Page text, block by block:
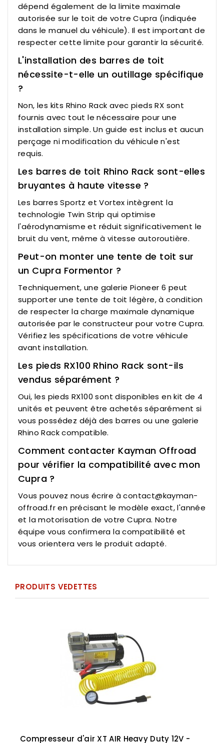
dépend également de la limite maximale
autorisée sur le toit de votre Cupra (indiquée
dans le manuel du véhicule). Il est important de
respecter cette limite pour garantir la sécurité.
L'installation des barres de toit
nécessite-t-elle un outillage spécifique
?
Non, les kits Rhino Rack avec pieds RX sont
fournis avec tout le nécessaire pour une
installation simple. Un guide est inclus et aucun
perçage ni modification du véhicule n'est
requis.
Les barres de toit Rhino Rack sont-elles
bruyantes à haute vitesse ?
Les barres Sportz et Vortex intègrent la
technologie Twin Strip qui optimise
l'aérodynamisme et réduit significativement le
bruit du vent, même à vitesse autoroutière.
Peut-on monter une tente de toit sur
un Cupra Formentor ?
Techniquement, une galerie Pioneer 6 peut
supporter une tente de toit légère, à condition
de respecter la charge maximale dynamique
autorisée par le constructeur pour votre Cupra.
Vérifiez les spécifications de votre véhicule
avant installation.
Les pieds RX100 Rhino Rack sont-ils
vendus séparément ?
Oui, les pieds RX100 sont disponibles en kit de 4
unités et peuvent être achetés séparément si
vous possédez déjà des barres ou une galerie
Rhino Rack compatible.
Comment contacter Kayman Offroad
pour vérifier la compatibilité avec mon
Cupra ?
Vous pouvez nous écrire à contact@kayman-
offroad.fr en précisant le modèle exact, l'année
et la motorisation de votre Cupra. Notre
équipe vous confirmera la compatibilité et
vous orientera vers le produit adapté.
PRODUITS VEDETTES
Compresseur d'air XT AIR Heavy Duty 12V -